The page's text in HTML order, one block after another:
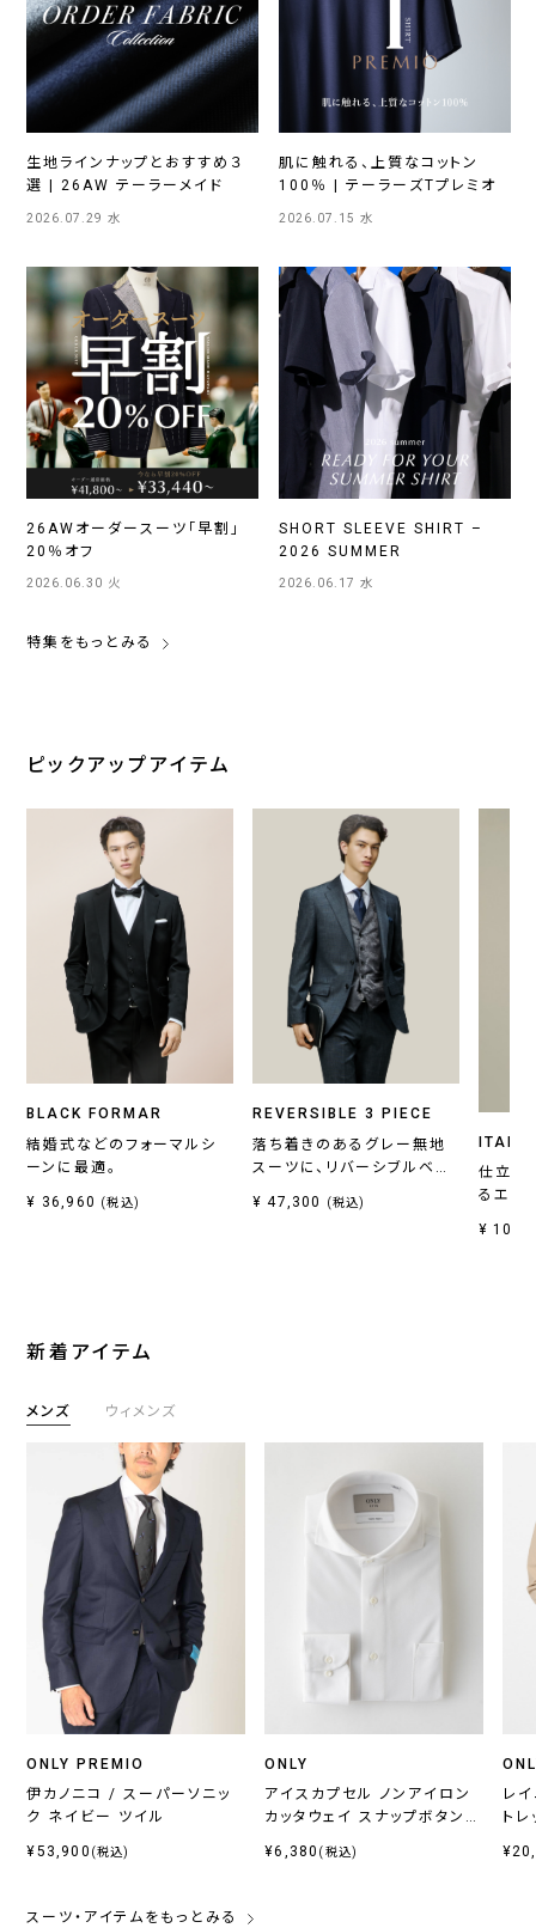
生地ラインナップとおすすめ３
選 | 26AW テーラーメイド
2026.07.29 水
肌に触れる、上質なコットン
100％ | テーラーズTプレミオ
2026.07.15 水
26AWオーダースーツ「早割」
20％オフ
2026.06.30 火
SHORT SLEEVE SHIRT –
2026 SUMMER
2026.06.17 水
特集をもっとみる
ピックアップアイテム
BLACK FORMAR
結婚式などのフォーマルシ
ーンに最適。
¥ 36,960 (税込)
REVERSIBLE 3 PIECE
落ち着きのあるグレー無地
スーツに、リバーシブルベス
¥ 47,300 (税込)
仕立て
るエレ
¥
新着アイテム
メンズ ウィメンズ
ONLY PREMIO
伊カノニコ / スーパーソニッ
ク ネイビー ツイル
¥53,900 (税込)
ONLY
アイスカプセル ノンアイロン
カッタウェイ スナップボタン付
¥6,380 (税込)
レ
ト
スーツ・アイテムをもっとみる